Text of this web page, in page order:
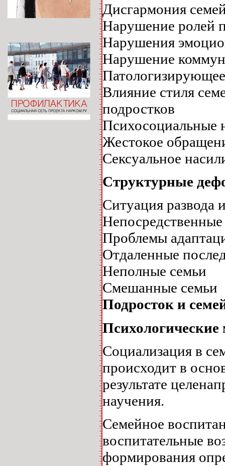
Дисгармония
Нарушение ролей
Нарушения
Нарушение
Влияние стиля
подростков
Психосоциальные
Жестокое
Сексуальное
Структурные
Ситуация развода
Непосредственные
Проблемы
Отдаленные
Неполные семьи
Смешанные семьи
Подросток и
Социализация в
происходит в
результате
научения.
Семейное
воспитательные
формирования